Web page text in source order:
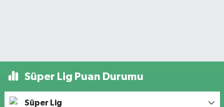
Süper Lig Puan Durumu
Süper Lig